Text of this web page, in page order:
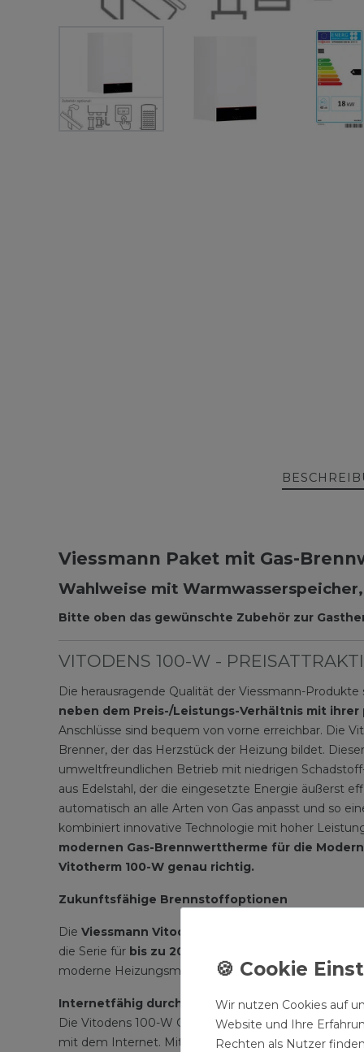
Viessmann Paket mit Gas-
Wahlweise mit
Bitte oben das gewünschte Zubehör zur
VITODENS 100-W -
Die herausragende Qualität der Viessmann-
neben dem Preis-/Leistungs-Verhältnis mit
Anschlüsse sind bequem von vorne erreichbar. Die
Brenner, der das Herzstück der Heizung bildet.
umweltfreundlichen Betrieb mit niedrigen
aus Edelstahl, der die eingesetzte Energie äußerst
automatisch an alle Arten von Gas anpasst und so
kombiniert innovative Technologie mit hoher
modernen Gas-Brennwerttherme für die
Vitotherm 100-W genau richtig.
Zukunftsfähige Brennstoffoptionen
Die Viessmann Vitodens 100-W
ist nicht nur eine
die Serie für bis zu 20 % Wasserstoff
moderne Heizungsmodernisierungen.
Internetfähig durch integrierte WLAN-
Die Vitodens 100-W Gastherme mit der neuen
mit dem Internet. Mit der ViCare App ist die
Wir nutzen Cookies auf
Website und Ihre
Rechten als Nutzer